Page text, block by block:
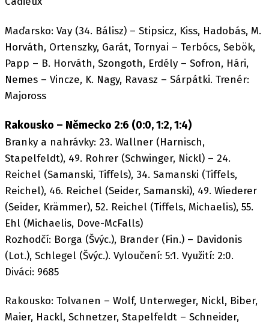
Maďarsko: Vay (34. Bálisz) – Stipsicz, Kiss, Hadobás, M.
Horváth, Ortenszky, Garát, Tornyai – Terbócs, Sebök,
Papp – B. Horváth, Szongoth, Erdély – Sofron, Hári,
Nemes – Vincze, K. Nagy, Ravasz – Sárpátki. Trenér:
Majoross
Rakousko – Německo 2:6 (0:0, 1:2, 1:4)
Branky a nahrávky: 23. Wallner (Harnisch,
Stapelfeldt), 49. Rohrer (Schwinger, Nickl) – 24.
Reichel (Samanski, Tiffels), 34. Samanski (Tiffels,
Reichel), 46. Reichel (Seider, Samanski), 49. Wiederer
(Seider, Krämmer), 52. Reichel (Tiffels, Michaelis), 55.
Ehl (Michaelis, Dove-McFalls)
Rozhodčí: Borga (Švýc.), Brander (Fin.) – Davidonis
(Lot.), Schlegel (Švýc.). Vyloučení: 5:1. Využití: 2:0.
Diváci: 9685
Rakousko: Tolvanen – Wolf, Unterweger, Nickl, Biber,
Maier, Hackl, Schnetzer, Stapelfeldt – Schneider,